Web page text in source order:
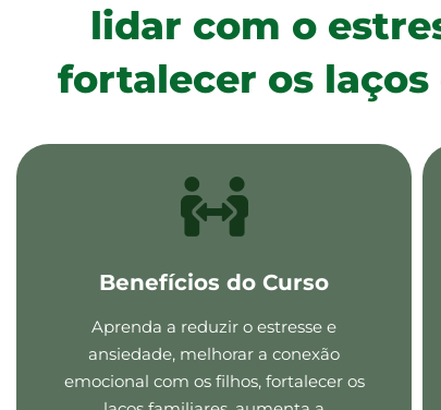
lidar com o
fortalecer os
Benefícios do Curso
Aprenda a reduzir o estresse e
ansiedade, melhorar a conexão
emocional com os filhos, fortalecer os